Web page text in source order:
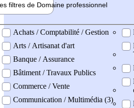
filtres de Domaine professionnel
professionel
Achats / Comptabilité / Gestion
Arts / Artisanat d'art
Banque / Assurance
Bâtiment / Travaux Publics
Commerce / Vente
Communication / Multimédia (3)